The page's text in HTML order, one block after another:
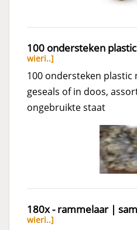
100 ondersteken
wieri..]
100 ondersteken plastic
geseals of in doos,
ongebruikte staat
180x - rammelaar |
wieri..]